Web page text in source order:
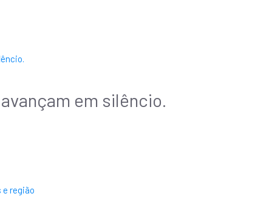
em silêncio.